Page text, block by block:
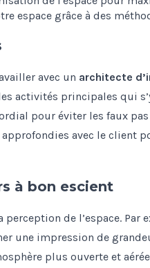
avec un architecte
activités principales qui
pour éviter les faux
avec le client
à bon escient
de l’espace.
une impression de
plus ouverte et